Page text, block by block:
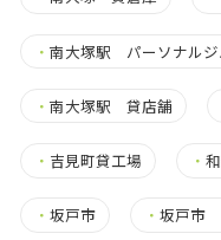
・ 南大塚駅 パーソナルジ
・ 南大塚駅 貸店舗
・ 吉見町貸工場 ・
・ 坂戸市 ・坂戸市